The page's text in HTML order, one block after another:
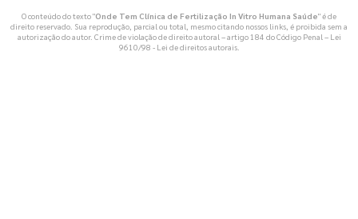
O conteúdo do texto "Onde Tem Clínica de Fertilização In Vitro Humana Saúde" é de
direito reservado. Sua reprodução, parcial ou total, mesmo citando nossos links, é proibida sem a
autorização do autor. Crime de violação de direito autoral – artigo 184 do Código Penal – Lei
9610/98 - Lei de direitos autorais.